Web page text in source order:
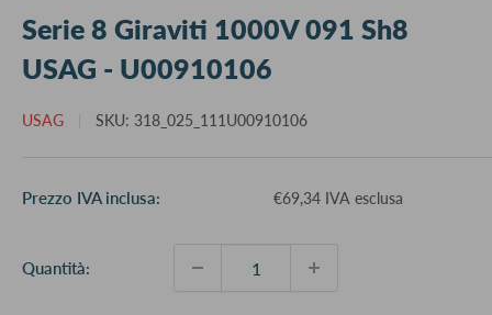
Serie 8 Giraviti 1000V 091 Sh8
USAG - U00910106
USAG SKU: 318_025_111U00910106
Prezzo IVA inclusa: €69,34 IVA esclusa
Quantità: